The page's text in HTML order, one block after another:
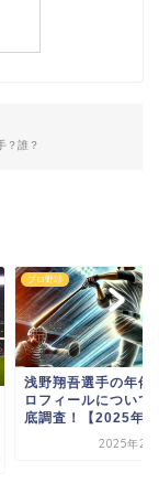
？誰？
プロ野球
浅野翔吾選手の年俸
ロフィールについて
底調査！【2025年
2025年2